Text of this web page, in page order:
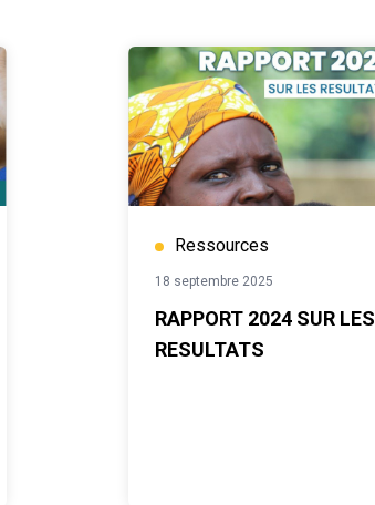
Ressources
18 septembre 2025
RAPPORT 2024 SUR LES
RESULTATS